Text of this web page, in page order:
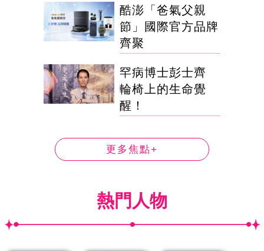
酷澎「爸氣父親
節」國際官方品牌
齊聚
罕病博士彭士齊
輪椅上的生命覺
醒！
更多焦點+
熱門人物